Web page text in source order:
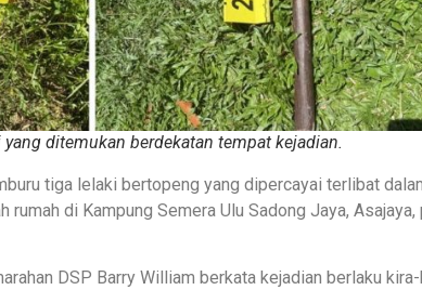
ditemukan berdekatan tempat kejadian.
tiga lelaki bertopeng yang dipercayai terlibat
di Kampung Semera Ulu Sadong Jaya, Asajaya,
DSP Barry William berkata kejadian berlaku